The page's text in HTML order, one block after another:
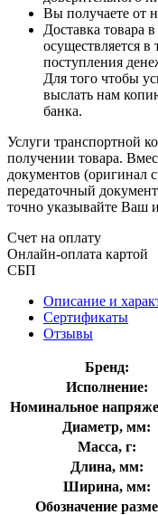
Вы получаете от
Доставка товара
осуществляется
поступления
Для того чтобы
выслать нам
банка.
Услуги транспортной
получении товара.
документов (оригинал
передаточный
точно указывайте Ваш
Счет на оплату
Онлайн-оплата картой
СБП
Описание и
Сертификаты
Отзывы
Бренд:
Исполнение:
Номинальное
Диаметр, мм:
Масса, г:
Длина, мм:
Ширина, мм:
Обозначение